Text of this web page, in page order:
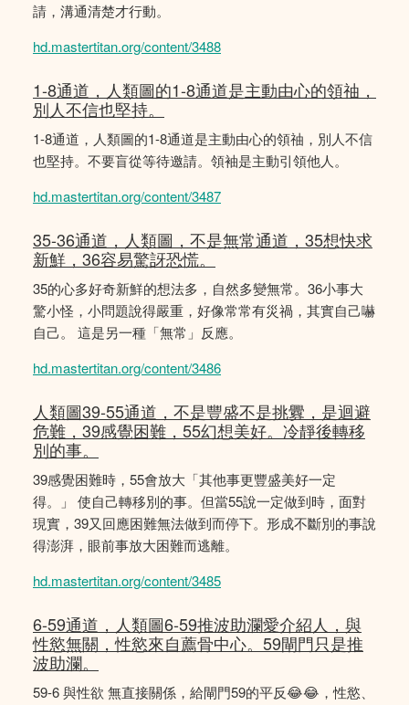
請，溝通清楚才行動。
hd.mastertitan.org/content/3488
1-8通道，人類圖的1-8通道是主動由心的領䄂，
別人不信也堅持。
1-8通道，人類圖的1-8通道是主動由心的領䄂，別人不信
也堅持。不要盲從等待邀請。領袖是主動引領他人。
hd.mastertitan.org/content/3487
35-36通道，人類圖，不是無常通道，35想快求
新鮮，36容易驚訝恐慌。
35的心多好奇新鮮的想法多，自然多變無常。36小事大
驚小怪，小問題說得嚴重，好像常常有災禍，其實自己嚇
自己。 這是另一種「無常」反應。
hd.mastertitan.org/content/3486
人類圖39-55通道，不是豐盛不是挑釁，是迴避
危難，39感覺困難，55幻想美好。冷靜後轉移
別的事。
39感覺困難時，55會放大「其他事更豐盛美好一定
得。」 使自己轉移別的事。但當55說一定做到時，面對
現實，39又回應困難無法做到而停下。形成不斷別的事說
得澎湃，眼前事放大困難而逃離。
hd.mastertitan.org/content/3485
6-59通道，人類圖6-59推波助瀾愛介紹人，與
性慾無關，性慾來自薦骨中心。59閘門只是推
波助瀾。
59-6 與性欲 無直接關係，給閘門59的平反😂😂，性慾、